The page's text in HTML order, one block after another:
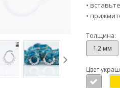
•
•
Толщина:
1.2 мм
Цвет